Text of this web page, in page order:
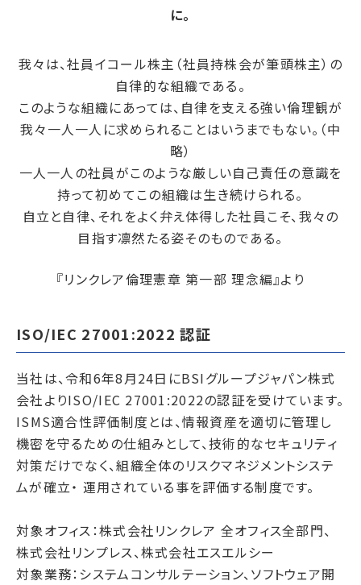
に。
我々は、社員イコール株主（社員持株会が筆頭株主）の
自律的な組織である。
このような組織にあっては、自律を支える強い倫理観が
我々一人一人に求められることはいうまでもない。（中
略）
一人一人の社員がこのような厳しい自己責任の意識を
持って初めてこの組織は生き続けられる。
自立と自律、それをよく弁え体得した社員こそ、我々の
目指す凛然たる姿そのものである。
『リンクレア倫理憲章 第一部 理念編』より
ISO/IEC 27001:2022 認証
当社は、令和6年8月24日にBSIグループジャパン株式
会社よりISO/IEC 27001:2022の認証を受けています。
ISMS適合性評価制度とは、情報資産を適切に管理し
機密を守るための仕組みとして、技術的なセキュリティ
対策だけでなく、組織全体のリスクマネジメントシステ
ムが確立・ 運用されている事を評価する制度です。
対象オフィス：株式会社リンクレア 全オフィス全部門、
株式会社リンプレス、株式会社エスエルシー
対象業務：システムコンサルテーション、ソフトウェア開